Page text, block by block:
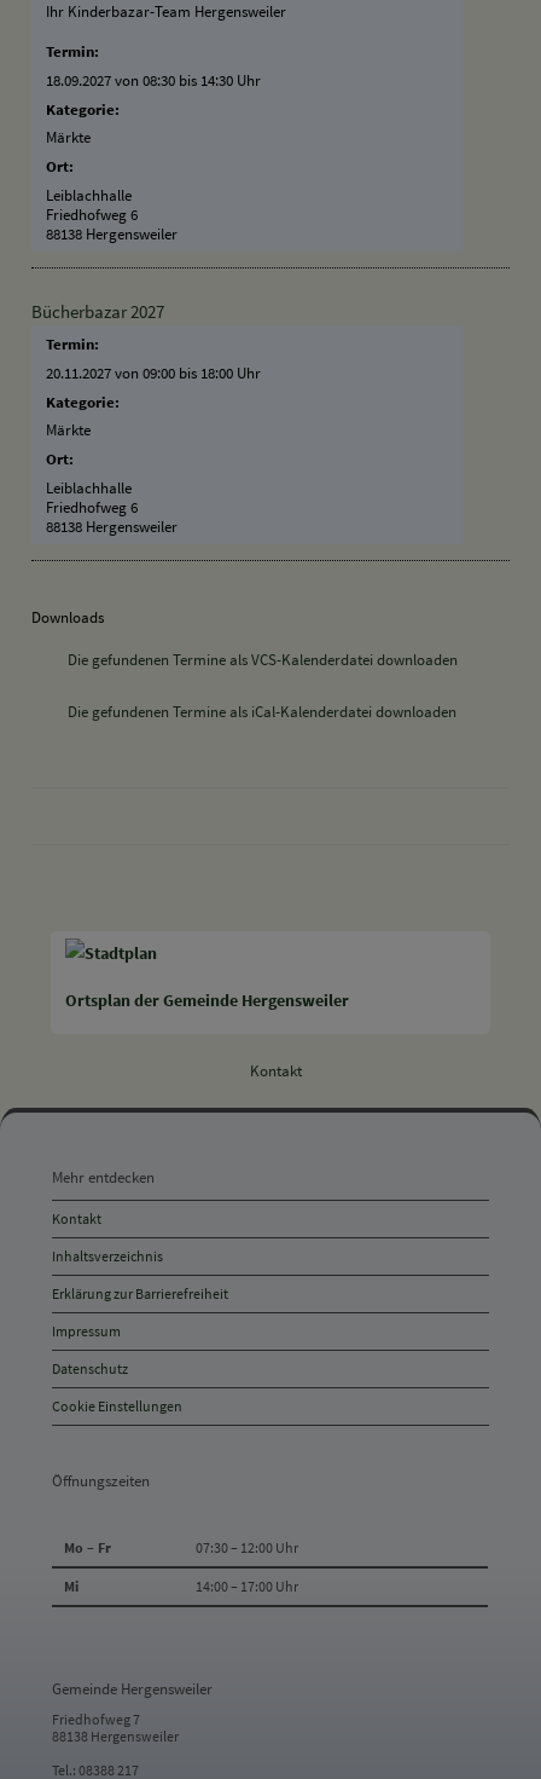
Ortsplan der Gemeinde Hergensweiler
Ihr Kinderbazar-Team Hergensweiler
Termin:
18.09.2027 von 08:30 bis 14:30 Uhr
Kategorie:
Märkte
Ort:
Leiblachhalle
Friedhofweg 6
88138 Hergensweiler
Bücherbazar 2027
Termin:
20.11.2027 von 09:00 bis 18:00 Uhr
Kategorie:
Märkte
Ort:
Leiblachhalle
Friedhofweg 6
88138 Hergensweiler
Downloads
Die gefundenen Termine als VCS-Kalenderdatei downloaden
Die gefundenen Termine als iCal-Kalenderdatei downloaden
Kontakt
entdecken,
Öffnungszeiten
und
Anschrift
und
Kontakt
Mehr entdecken
Kontakt
Inhaltsverzeichnis
Erklärung zur Barrierefreiheit
Impressum
Datenschutz
Cookie Einstellungen
Öffnungszeiten
Mo – Fr 07:30 – 12:00 Uhr
Mi 14:00 – 17:00 Uhr
Gemeinde Hergensweiler
Friedhofweg 7
88138 Hergensweiler
Tel.: 08388 217